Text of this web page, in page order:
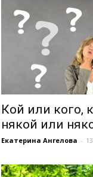
Кой или кого,
някой или
Екатерина Ангелова -